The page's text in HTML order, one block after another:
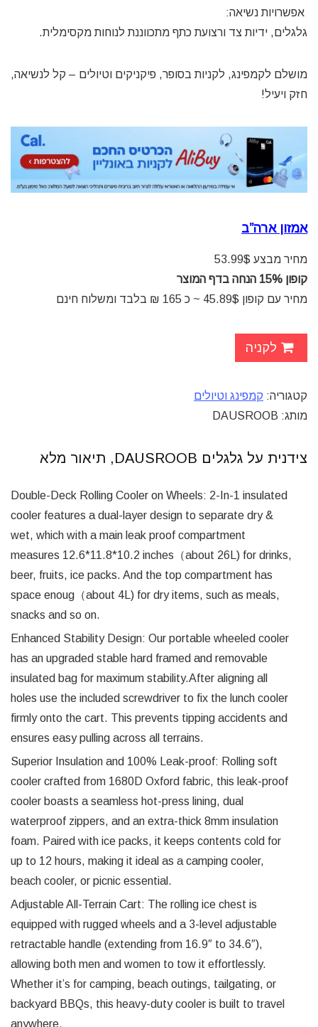
אפשרויות נשיאה:
גלגלים, ידיות צד ורצועת כתף מתכווננת לנוחות מקסימלית.
מושלם לקמפינג, לקניות בסופר, פיקניקים וטיולים – קל לנשיאה,
חזק ויעיל!
אמזון ארה”ב
מחיר מבצע 53.99$
קופון 15% הנחה בדף המוצר
מחיר עם קופון 45.89$ ~ כ 165 ₪ בלבד ומשלוח חינם
לקניה
קטגוריה: קמפינג וטיולים
מותג: DAUSROOB
צידנית על גלגלים DAUSROOB, תיאור מלא
Double-Deck Rolling Cooler on Wheels: 2-In-1 insulated
cooler features a dual-layer design to separate dry &
wet, which with a main leak proof compartment
measures 12.6*11.8*10.2 inches（about 26L) for drinks,
beer, fruits, ice packs. And the top compartment has
space enoug（about 4L) for dry items, such as meals,
snacks and so on.
Enhanced Stability Design: Our portable wheeled cooler
has an upgraded stable hard framed and removable
insulated bag for maximum stability.After aligning all
holes use the included screwdriver to fix the lunch cooler
firmly onto the cart. This prevents tipping accidents and
ensures easy pulling across all terrains.
Superior Insulation and 100% Leak-proof: Rolling soft
cooler crafted from 1680D Oxford fabric, this leak-proof
cooler boasts a seamless hot-press lining, dual
waterproof zippers, and an extra-thick 8mm insulation
foam. Paired with ice packs, it keeps contents cold for
up to 12 hours, making it ideal as a camping cooler,
beach cooler, or picnic essential.
Adjustable All-Terrain Cart: The rolling ice chest is
equipped with rugged wheels and a 3-level adjustable
retractable handle (extending from 16.9″ to 34.6″),
allowing both men and women to tow it effortlessly.
Whether it’s for camping, beach outings, tailgating, or
backyard BBQs, this heavy-duty cooler is built to travel
anywhere.